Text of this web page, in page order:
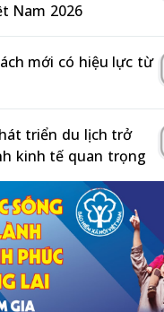
Nam 2026
mới có hiệu lực từ
triển du lịch trở
kinh tế quan trọng